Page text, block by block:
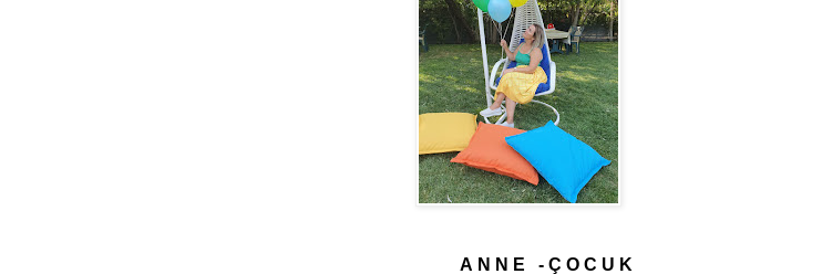
ANNE -ÇOCUK